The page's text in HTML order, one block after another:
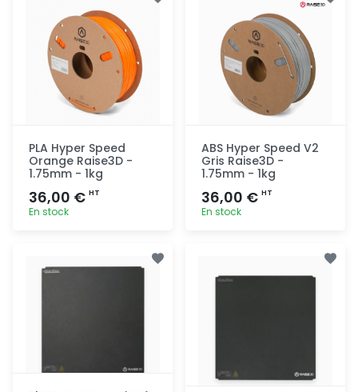
PLA Hyper Speed
Orange Raise3D -
1.75mm - 1kg
36,00 € HT
En stock
ABS Hyper Speed V2
Gris Raise3D -
1.75mm - 1kg
36,00 € HT
En stock